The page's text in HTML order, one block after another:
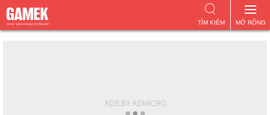
MỞ RỘNG
TÌM KIẾM